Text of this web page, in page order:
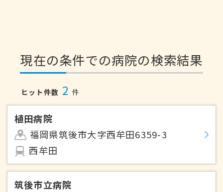
現在の条件での病院の検索結果
ヒット件数 2 件
植田病院
福岡県筑後市大字西牟田6359-3
西牟田
筑後市立病院